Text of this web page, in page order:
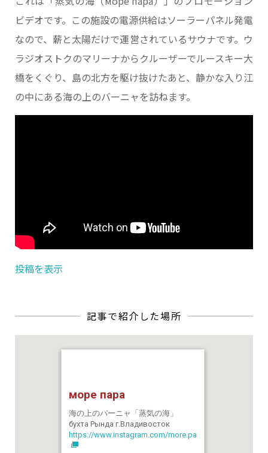
ビデオです。この施設の電源供給はソーラーパネル発電
なので、薪と太陽だけで運営されているサウナです。ウ
ラジオストクのマリーナからクルーザーでルースキー大
橋をくぐり、島の北方を駆け抜けたあと、静かな入り江
の中にある海の上のバーニャを訪ねます。
投稿を表示
море пара
海の上のバーニャ「蒸気の海」
бухта Рында г.Владивосток
https://www.instagram.com/more.para.vl/